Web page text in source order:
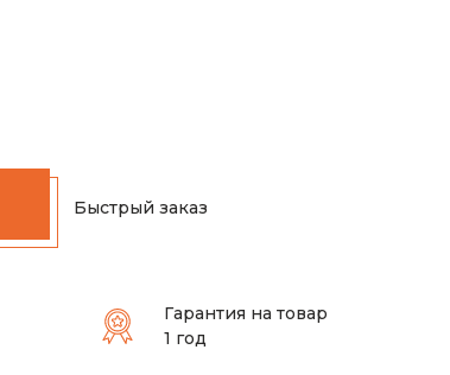
Быстрый заказ
Гарантия на товар
1 год